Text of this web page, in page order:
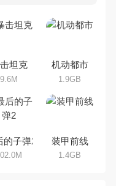
游戏有哪些呢？游戏今天，
迎大家前来选择下载体验
坦克
9.6M
机动都市
1.9GB
的子弹2 装甲前线
1.4GB